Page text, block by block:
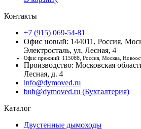
Контакты
+7 (915) 069-54-81
Офис новый: 144011, Россия,
Электросталь, ул. Лесная, 4
Офис прежний: 115088, Россия, Москва,
Производство: Московская
Лесная, д. 4
info@dymoved.ru
buh@dymoved.ru (Бухгалтерия)
Каталог
Двустенные дымоходы